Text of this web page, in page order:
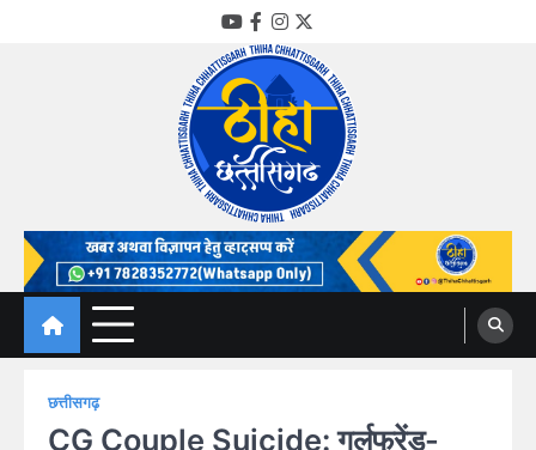
YouTube
Facebook
Instagram
Twitter
Thiha Chhattisgarh
गोठ जन-जन के
छत्तीसगढ़
CG Couple Suicide: गर्लफ्रेंड-